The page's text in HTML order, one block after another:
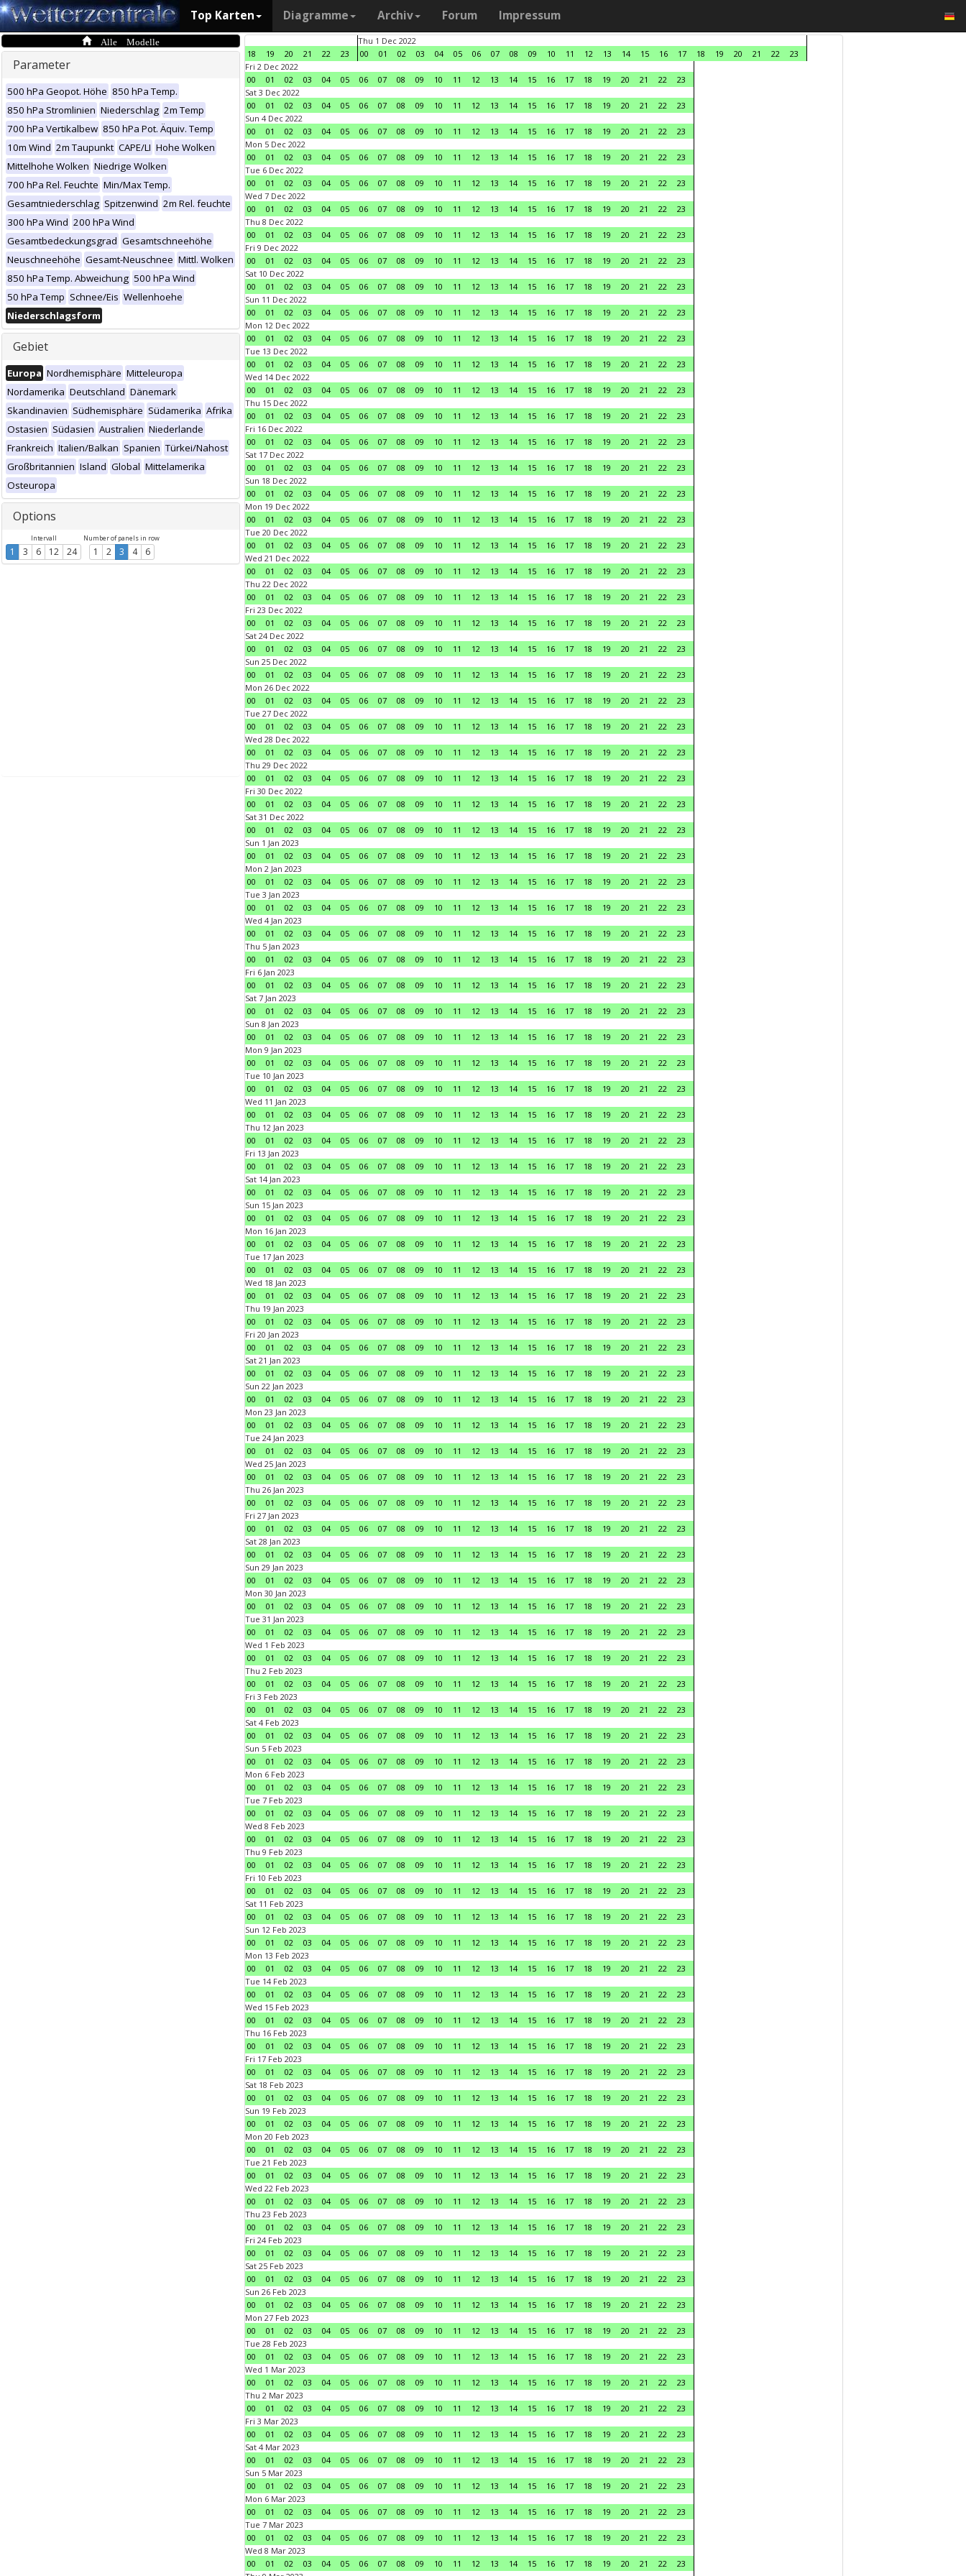
Top Karten Diagramme Archiv Forum Impressum
Alle Modelle
Parameter
500 hPa Geopot. Höhe 850 hPa Temp.
850 hPa Stromlinien Niederschlag 2m Temp
700 hPa Vertikalbew 850 hPa Pot. Äquiv. Temp
10m Wind 2m Taupunkt CAPE/LI Hohe Wolken
Mittelhohe Wolken Niedrige Wolken
700 hPa Rel. Feuchte Min/Max Temp.
Gesamtniederschlag Spitzenwind 2m Rel. feuchte
300 hPa Wind 200 hPa Wind
Gesamtbedeckungsgrad Gesamtschneehöhe
Neuschneehöhe Gesamt-Neuschnee Mittl. Wolken
850 hPa Temp. Abweichung 500 hPa Wind
50 hPa Temp Schnee/Eis Wellenhoehe
Niederschlagsform
Gebiet
Europa Nordhemisphäre Mitteleuropa
Nordamerika Deutschland Dänemark
Skandinavien Südhemisphäre Südamerika Afrika
Ostasien Südasien Australien Niederlande
Frankreich Italien/Balkan Spanien Türkei/Nahost
Großbritannien Island Global Mittelamerika
Osteuropa
Options
Intervall
1 3 6 12 24
Number of panels in row
1 2 3 4 6
18 19 20 21 22 23
Thu 1 Dec 2022
00
01 02 03 04 05 06 07 08 09 10 11 12 13 14 15 16 17 18 19 20 21 22
23
Fri 2 Dec 2022
00
01 02 03 04 05 06 07 08 09 10 11 12 13 14 15 16 17 18 19 20 21 22
23
Sat 3 Dec 2022
00
01 02 03 04 05 06 07 08 09 10 11 12 13 14 15 16 17 18 19 20 21 22
23
Sun 4 Dec 2022
00
01 02 03 04 05 06 07 08 09 10 11 12 13 14 15 16 17 18 19 20 21 22
23
Mon 5 Dec 2022
00
01 02 03 04 05 06 07 08 09 10 11 12 13 14 15 16 17 18 19 20 21 22
23
Tue 6 Dec 2022
00
01 02 03 04 05 06 07 08 09 10 11 12 13 14 15 16 17 18 19 20 21 22
23
Wed 7 Dec 2022
00
01 02 03 04 05 06 07 08 09 10 11 12 13 14 15 16 17 18 19 20 21 22
23
Thu 8 Dec 2022
00
01 02 03 04 05 06 07 08 09 10 11 12 13 14 15 16 17 18 19 20 21 22
23
Fri 9 Dec 2022
00
01 02 03 04 05 06 07 08 09 10 11 12 13 14 15 16 17 18 19 20 21 22
23
Sat 10 Dec 2022
00
01 02 03 04 05 06 07 08 09 10 11 12 13 14 15 16 17 18 19 20 21 22
23
Sun 11 Dec 2022
00
01 02 03 04 05 06 07 08 09 10 11 12 13 14 15 16 17 18 19 20 21 22
23
Mon 12 Dec 2022
00
01 02 03 04 05 06 07 08 09 10 11 12 13 14 15 16 17 18 19 20 21 22
23
Tue 13 Dec 2022
00
01 02 03 04 05 06 07 08 09 10 11 12 13 14 15 16 17 18 19 20 21 22
23
Wed 14 Dec 2022
00
01 02 03 04 05 06 07 08 09 10 11 12 13 14 15 16 17 18 19 20 21 22
23
Thu 15 Dec 2022
00
01 02 03 04 05 06 07 08 09 10 11 12 13 14 15 16 17 18 19 20 21 22
23
Fri 16 Dec 2022
00
01 02 03 04 05 06 07 08 09 10 11 12 13 14 15 16 17 18 19 20 21 22
23
Sat 17 Dec 2022
00
01 02 03 04 05 06 07 08 09 10 11 12 13 14 15 16 17 18 19 20 21 22
23
Sun 18 Dec 2022
00
01 02 03 04 05 06 07 08 09 10 11 12 13 14 15 16 17 18 19 20 21 22
23
Mon 19 Dec 2022
00
01 02 03 04 05 06 07 08 09 10 11 12 13 14 15 16 17 18 19 20 21 22
23
Tue 20 Dec 2022
00
01 02 03 04 05 06 07 08 09 10 11 12 13 14 15 16 17 18 19 20 21 22
23
Wed 21 Dec 2022
00
01 02 03 04 05 06 07 08 09 10 11 12 13 14 15 16 17 18 19 20 21 22
23
Thu 22 Dec 2022
00
01 02 03 04 05 06 07 08 09 10 11 12 13 14 15 16 17 18 19 20 21 22
23
Fri 23 Dec 2022
00
01 02 03 04 05 06 07 08 09 10 11 12 13 14 15 16 17 18 19 20 21 22
23
Sat 24 Dec 2022
00
01 02 03 04 05 06 07 08 09 10 11 12 13 14 15 16 17 18 19 20 21 22
23
Sun 25 Dec 2022
00
01 02 03 04 05 06 07 08 09 10 11 12 13 14 15 16 17 18 19 20 21 22
23
Mon 26 Dec 2022
00
01 02 03 04 05 06 07 08 09 10 11 12 13 14 15 16 17 18 19 20 21 22
23
Tue 27 Dec 2022
00
01 02 03 04 05 06 07 08 09 10 11 12 13 14 15 16 17 18 19 20 21 22
23
Wed 28 Dec 2022
00
01 02 03 04 05 06 07 08 09 10 11 12 13 14 15 16 17 18 19 20 21 22
23
Thu 29 Dec 2022
00
01 02 03 04 05 06 07 08 09 10 11 12 13 14 15 16 17 18 19 20 21 22
23
Fri 30 Dec 2022
00
01 02 03 04 05 06 07 08 09 10 11 12 13 14 15 16 17 18 19 20 21 22
23
Sat 31 Dec 2022
00
01 02 03 04 05 06 07 08 09 10 11 12 13 14 15 16 17 18 19 20 21 22
23
Sun 1 Jan 2023
00
01 02 03 04 05 06 07 08 09 10 11 12 13 14 15 16 17 18 19 20 21 22
23
Mon 2 Jan 2023
00
01 02 03 04 05 06 07 08 09 10 11 12 13 14 15 16 17 18 19 20 21 22
23
Tue 3 Jan 2023
00
01 02 03 04 05 06 07 08 09 10 11 12 13 14 15 16 17 18 19 20 21 22
23
Wed 4 Jan 2023
00
01 02 03 04 05 06 07 08 09 10 11 12 13 14 15 16 17 18 19 20 21 22
23
Thu 5 Jan 2023
00
01 02 03 04 05 06 07 08 09 10 11 12 13 14 15 16 17 18 19 20 21 22
23
Fri 6 Jan 2023
00
01 02 03 04 05 06 07 08 09 10 11 12 13 14 15 16 17 18 19 20 21 22
23
Sat 7 Jan 2023
00
01 02 03 04 05 06 07 08 09 10 11 12 13 14 15 16 17 18 19 20 21 22
23
Sun 8 Jan 2023
00
01 02 03 04 05 06 07 08 09 10 11 12 13 14 15 16 17 18 19 20 21 22
23
Mon 9 Jan 2023
00
01 02 03 04 05 06 07 08 09 10 11 12 13 14 15 16 17 18 19 20 21 22
23
Tue 10 Jan 2023
00
01 02 03 04 05 06 07 08 09 10 11 12 13 14 15 16 17 18 19 20 21 22
23
Wed 11 Jan 2023
00
01 02 03 04 05 06 07 08 09 10 11 12 13 14 15 16 17 18 19 20 21 22
23
Thu 12 Jan 2023
00
01 02 03 04 05 06 07 08 09 10 11 12 13 14 15 16 17 18 19 20 21 22
23
Fri 13 Jan 2023
00
01 02 03 04 05 06 07 08 09 10 11 12 13 14 15 16 17 18 19 20 21 22
23
Sat 14 Jan 2023
00
01 02 03 04 05 06 07 08 09 10 11 12 13 14 15 16 17 18 19 20 21 22
23
Sun 15 Jan 2023
00
01 02 03 04 05 06 07 08 09 10 11 12 13 14 15 16 17 18 19 20 21 22
23
Mon 16 Jan 2023
00
01 02 03 04 05 06 07 08 09 10 11 12 13 14 15 16 17 18 19 20 21 22
23
Tue 17 Jan 2023
00
01 02 03 04 05 06 07 08 09 10 11 12 13 14 15 16 17 18 19 20 21 22
23
Wed 18 Jan 2023
00
01 02 03 04 05 06 07 08 09 10 11 12 13 14 15 16 17 18 19 20 21 22
23
Thu 19 Jan 2023
00
01 02 03 04 05 06 07 08 09 10 11 12 13 14 15 16 17 18 19 20 21 22
23
Fri 20 Jan 2023
00
01 02 03 04 05 06 07 08 09 10 11 12 13 14 15 16 17 18 19 20 21 22
23
Sat 21 Jan 2023
00
01 02 03 04 05 06 07 08 09 10 11 12 13 14 15 16 17 18 19 20 21 22
23
Sun 22 Jan 2023
00
01 02 03 04 05 06 07 08 09 10 11 12 13 14 15 16 17 18 19 20 21 22
23
Mon 23 Jan 2023
00
01 02 03 04 05 06 07 08 09 10 11 12 13 14 15 16 17 18 19 20 21 22
23
Tue 24 Jan 2023
00
01 02 03 04 05 06 07 08 09 10 11 12 13 14 15 16 17 18 19 20 21 22
23
Wed 25 Jan 2023
00
01 02 03 04 05 06 07 08 09 10 11 12 13 14 15 16 17 18 19 20 21 22
23
Thu 26 Jan 2023
00
01 02 03 04 05 06 07 08 09 10 11 12 13 14 15 16 17 18 19 20 21 22
23
Fri 27 Jan 2023
00
01 02 03 04 05 06 07 08 09 10 11 12 13 14 15 16 17 18 19 20 21 22
23
Sat 28 Jan 2023
00
01 02 03 04 05 06 07 08 09 10 11 12 13 14 15 16 17 18 19 20 21 22
23
Sun 29 Jan 2023
00
01 02 03 04 05 06 07 08 09 10 11 12 13 14 15 16 17 18 19 20 21 22
23
Mon 30 Jan 2023
00
01 02 03 04 05 06 07 08 09 10 11 12 13 14 15 16 17 18 19 20 21 22
23
Tue 31 Jan 2023
00
01 02 03 04 05 06 07 08 09 10 11 12 13 14 15 16 17 18 19 20 21 22
23
Wed 1 Feb 2023
00
01 02 03 04 05 06 07 08 09 10 11 12 13 14 15 16 17 18 19 20 21 22
23
Thu 2 Feb 2023
00
01 02 03 04 05 06 07 08 09 10 11 12 13 14 15 16 17 18 19 20 21 22
23
Fri 3 Feb 2023
00
01 02 03 04 05 06 07 08 09 10 11 12 13 14 15 16 17 18 19 20 21 22
23
Sat 4 Feb 2023
00
01 02 03 04 05 06 07 08 09 10 11 12 13 14 15 16 17 18 19 20 21 22
23
Sun 5 Feb 2023
00
01 02 03 04 05 06 07 08 09 10 11 12 13 14 15 16 17 18 19 20 21 22
23
Mon 6 Feb 2023
00
01 02 03 04 05 06 07 08 09 10 11 12 13 14 15 16 17 18 19 20 21 22
23
Tue 7 Feb 2023
00
01 02 03 04 05 06 07 08 09 10 11 12 13 14 15 16 17 18 19 20 21 22
23
Wed 8 Feb 2023
00
01 02 03 04 05 06 07 08 09 10 11 12 13 14 15 16 17 18 19 20 21 22
23
Thu 9 Feb 2023
00
01 02 03 04 05 06 07 08 09 10 11 12 13 14 15 16 17 18 19 20 21 22
23
Fri 10 Feb 2023
00
01 02 03 04 05 06 07 08 09 10 11 12 13 14 15 16 17 18 19 20 21 22
23
Sat 11 Feb 2023
00
01 02 03 04 05 06 07 08 09 10 11 12 13 14 15 16 17 18 19 20 21 22
23
Sun 12 Feb 2023
00
01 02 03 04 05 06 07 08 09 10 11 12 13 14 15 16 17 18 19 20 21 22
23
Mon 13 Feb 2023
00
01 02 03 04 05 06 07 08 09 10 11 12 13 14 15 16 17 18 19 20 21 22
23
Tue 14 Feb 2023
00
01 02 03 04 05 06 07 08 09 10 11 12 13 14 15 16 17 18 19 20 21 22
23
Wed 15 Feb 2023
00
01 02 03 04 05 06 07 08 09 10 11 12 13 14 15 16 17 18 19 20 21 22
23
Thu 16 Feb 2023
00
01 02 03 04 05 06 07 08 09 10 11 12 13 14 15 16 17 18 19 20 21 22
23
Fri 17 Feb 2023
00
01 02 03 04 05 06 07 08 09 10 11 12 13 14 15 16 17 18 19 20 21 22
23
Sat 18 Feb 2023
00
01 02 03 04 05 06 07 08 09 10 11 12 13 14 15 16 17 18 19 20 21 22
23
Sun 19 Feb 2023
00
01 02 03 04 05 06 07 08 09 10 11 12 13 14 15 16 17 18 19 20 21 22
23
Mon 20 Feb 2023
00
01 02 03 04 05 06 07 08 09 10 11 12 13 14 15 16 17 18 19 20 21 22
23
Tue 21 Feb 2023
00
01 02 03 04 05 06 07 08 09 10 11 12 13 14 15 16 17 18 19 20 21 22
23
Wed 22 Feb 2023
00
01 02 03 04 05 06 07 08 09 10 11 12 13 14 15 16 17 18 19 20 21 22
23
Thu 23 Feb 2023
00
01 02 03 04 05 06 07 08 09 10 11 12 13 14 15 16 17 18 19 20 21 22
23
Fri 24 Feb 2023
00
01 02 03 04 05 06 07 08 09 10 11 12 13 14 15 16 17 18 19 20 21 22
23
Sat 25 Feb 2023
00
01 02 03 04 05 06 07 08 09 10 11 12 13 14 15 16 17 18 19 20 21 22
23
Sun 26 Feb 2023
00
01 02 03 04 05 06 07 08 09 10 11 12 13 14 15 16 17 18 19 20 21 22
23
Mon 27 Feb 2023
00
01 02 03 04 05 06 07 08 09 10 11 12 13 14 15 16 17 18 19 20 21 22
23
Tue 28 Feb 2023
00
01 02 03 04 05 06 07 08 09 10 11 12 13 14 15 16 17 18 19 20 21 22
23
Wed 1 Mar 2023
00
01 02 03 04 05 06 07 08 09 10 11 12 13 14 15 16 17 18 19 20 21 22
23
Thu 2 Mar 2023
00
01 02 03 04 05 06 07 08 09 10 11 12 13 14 15 16 17 18 19 20 21 22
23
Fri 3 Mar 2023
00
01 02 03 04 05 06 07 08 09 10 11 12 13 14 15 16 17 18 19 20 21 22
23
Sat 4 Mar 2023
00
01 02 03 04 05 06 07 08 09 10 11 12 13 14 15 16 17 18 19 20 21 22
23
Sun 5 Mar 2023
00
01 02 03 04 05 06 07 08 09 10 11 12 13 14 15 16 17 18 19 20 21 22
23
Mon 6 Mar 2023
00
01 02 03 04 05 06 07 08 09 10 11 12 13 14 15 16 17 18 19 20 21 22
23
Tue 7 Mar 2023
00
01 02 03 04 05 06 07 08 09 10 11 12 13 14 15 16 17 18 19 20 21 22
23
Wed 8 Mar 2023
00
01 02 03 04 05 06 07 08 09 10 11 12 13 14 15 16 17 18 19 20 21 22
23